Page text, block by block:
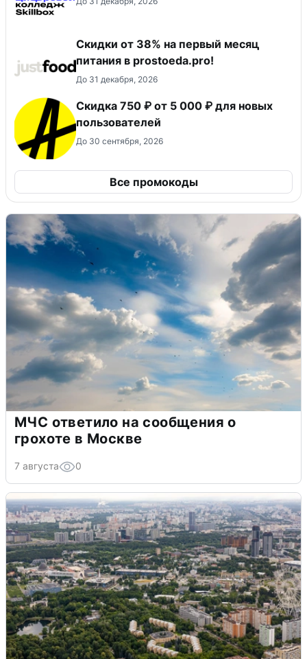
​Скидки от 38% на первый месяц
питания в prostoeda.pro!
До 31 декабря, 2026
Скидка 750 ₽ от 5 000 ₽ для новых
пользователей
До 30 сентября, 2026
Все промокоды
МЧС ответило на сообщения о
грохоте в Москве
7 августа 0